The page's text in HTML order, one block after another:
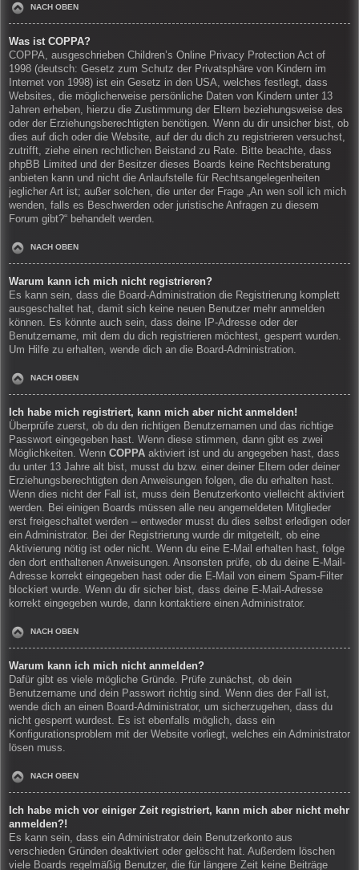
NACH OBEN
Was ist COPPA?
COPPA, ausgeschrieben Children’s Online Privacy Protection Act of
1998 (deutsch: Gesetz zum Schutz der Privatsphäre von Kindern im
Internet von 1998) ist ein Gesetz in den USA, welches festlegt, dass
Websites, die möglicherweise persönliche Daten von Kindern unter 13
Jahren erheben, hierzu die Zustimmung der Eltern beziehungsweise des
oder der Erziehungsberechtigten benötigen. Wenn du dir unsicher bist, ob
dies auf dich oder die Website, auf der du dich zu registrieren versuchst,
zutrifft, ziehe einen rechtlichen Beistand zu Rate. Bitte beachte, dass
phpBB Limited und der Besitzer dieses Boards keine Rechtsberatung
anbieten kann und nicht die Anlaufstelle für Rechtsangelegenheiten
jeglicher Art ist; außer solchen, die unter der Frage „An wen soll ich mich
wenden, falls es Beschwerden oder juristische Anfragen zu diesem
Forum gibt?“ behandelt werden.
NACH OBEN
Warum kann ich mich nicht registrieren?
Es kann sein, dass die Board-Administration die Registrierung komplett
ausgeschaltet hat, damit sich keine neuen Benutzer mehr anmelden
können. Es könnte auch sein, dass deine IP-Adresse oder der
Benutzername, mit dem du dich registrieren möchtest, gesperrt wurden.
Um Hilfe zu erhalten, wende dich an die Board-Administration.
NACH OBEN
Ich habe mich registriert, kann mich aber nicht anmelden!
Überprüfe zuerst, ob du den richtigen Benutzernamen und das richtige
Passwort eingegeben hast. Wenn diese stimmen, dann gibt es zwei
Möglichkeiten. Wenn COPPA aktiviert ist und du angegeben hast, dass
du unter 13 Jahre alt bist, musst du bzw. einer deiner Eltern oder deiner
Erziehungsberechtigten den Anweisungen folgen, die du erhalten hast.
Wenn dies nicht der Fall ist, muss dein Benutzerkonto vielleicht aktiviert
werden. Bei einigen Boards müssen alle neu angemeldeten Mitglieder
erst freigeschaltet werden – entweder musst du dies selbst erledigen oder
ein Administrator. Bei der Registrierung wurde dir mitgeteilt, ob eine
Aktivierung nötig ist oder nicht. Wenn du eine E-Mail erhalten hast, folge
den dort enthaltenen Anweisungen. Ansonsten prüfe, ob du deine E-Mail-
Adresse korrekt eingegeben hast oder die E-Mail von einem Spam-Filter
blockiert wurde. Wenn du dir sicher bist, dass deine E-Mail-Adresse
korrekt eingegeben wurde, dann kontaktiere einen Administrator.
NACH OBEN
Warum kann ich mich nicht anmelden?
Dafür gibt es viele mögliche Gründe. Prüfe zunächst, ob dein
Benutzername und dein Passwort richtig sind. Wenn dies der Fall ist,
wende dich an einen Board-Administrator, um sicherzugehen, dass du
nicht gesperrt wurdest. Es ist ebenfalls möglich, dass ein
Konfigurationsproblem mit der Website vorliegt, welches ein Administrator
lösen muss.
NACH OBEN
Ich habe mich vor einiger Zeit registriert, kann mich aber nicht mehr
anmelden?!
Es kann sein, dass ein Administrator dein Benutzerkonto aus
verschieden Gründen deaktiviert oder gelöscht hat. Außerdem löschen
viele Boards regelmäßig Benutzer, die für längere Zeit keine Beiträge